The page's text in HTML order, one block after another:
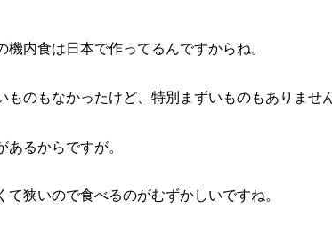
内食は日本で作ってるんですからね。
のもなかったけど、特別まずいものもありません
るからですが。
狭いので食べるのがむずかしいですね。